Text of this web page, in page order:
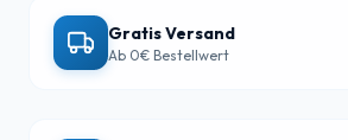
Gratis Versand
Ab 0€ Bestellwert